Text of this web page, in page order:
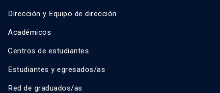
Dirección y Equipo de dirección
Académicos
Centros de estudiantes
Estudiantes y egresados/as
Red de graduados/as